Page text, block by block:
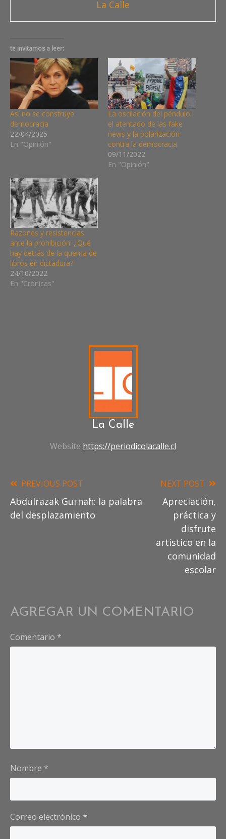
La Calle
te invitamos a leer:
Así no se construye
democracia
22/04/2025
En "Opinión"
La oscilación del péndulo:
el atentado de las fake
news y la polarización
contra la democracia
09/11/2022
En "Opinión"
Razones y resistencias
ante la prohibición: ¿Qué
hay detrás de la quema de
libros en dictadura?
24/10/2022
En "Crónicas"
LOS
La Calle
Website https://periodicolacalle.cl
Read
more
PREVIOUS POST
Abdulrazak Gurnah: la palabra
del desplazamiento
NEXT POST
Apreciación,
práctica y
disfrute
artístico en la
comunidad
escolar
AGREGAR UN COMENTARIO
Comentario *
Nombre *
Correo electrónico *